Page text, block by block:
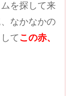
を探して来
なかなかの
て この赤、